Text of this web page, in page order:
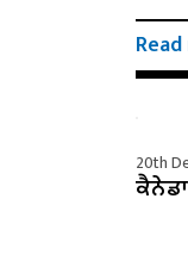
20th